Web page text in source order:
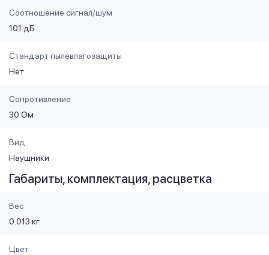
Соотношение сигнал/шум
101 дБ
Стандарт пылевлагозащиты
Нет
Сопротивление
30 Ом
Вид
Наушники
Габариты, комплектация, расцветка
Вес
0.013 кг
Цвет